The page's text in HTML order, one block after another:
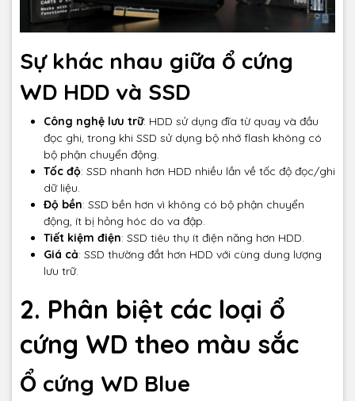
Sự khác nhau giữa ổ cứng
WD HDD và SSD
Công nghệ lưu trữ: HDD sử dụng đĩa từ quay và đầu
đọc ghi, trong khi SSD sử dụng bộ nhớ flash không có
bộ phận chuyển động.
Tốc độ: SSD nhanh hơn HDD nhiều lần về tốc độ đọc/ghi
dữ liệu.
Độ bền: SSD bền hơn vì không có bộ phận chuyển
động, ít bị hỏng hóc do va đập.
Tiết kiệm điện: SSD tiêu thụ ít điện năng hơn HDD.
Giá cả: SSD thường đắt hơn HDD với cùng dung lượng
lưu trữ.
2. Phân biệt các loại ổ
cứng WD theo màu sắc
Ổ cứng WD Blue